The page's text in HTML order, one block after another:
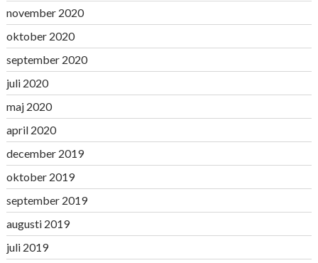
november 2020
oktober 2020
september 2020
juli 2020
maj 2020
april 2020
december 2019
oktober 2019
september 2019
augusti 2019
juli 2019